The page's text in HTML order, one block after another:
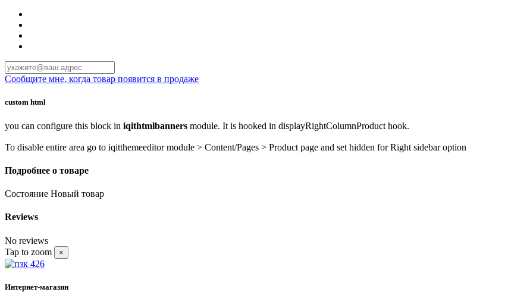
Сообщите мне, когда товар появится в продаже
custom html
you can configure this block in iqithtmlbanners module. It is hooked in displayRightColumnProduct hook.
To disable entire area go to iqitthemeeditor module > Content/Pages > Product page and set hidden for Right sidebar option
Подробнее о товаре
Состояние Новый товар
Reviews
No reviews
Tap to zoom
×
Интернет-магазин